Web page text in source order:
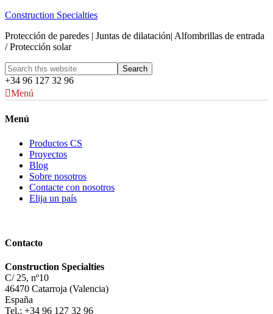
Construction Specialties
Protección de paredes | Juntas de dilatación| Alfombrillas de entrada
/ Protección solar
+34 96 127 32 96
Menú
Menú
Productos CS
Proyectos
Blog
Sobre nosotros
Contacte con nosotros
Elija un país
Contacto
Construction Specialties
C/ 25, nº10
46470 Catarroja (Valencia)
España
Tel.: +34 96 127 32 96